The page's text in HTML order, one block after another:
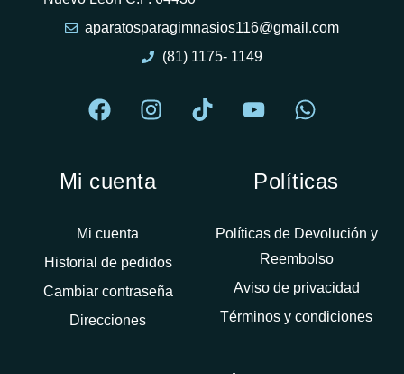
aparatosparagimnasios116@gmail.com
(81) 1175- 1149
Mi cuenta
Mi cuenta
Historial de pedidos
Cambiar contraseña
Direcciones
Políticas
Políticas de Devolución y
Reembolso
Aviso de privacidad
Términos y condiciones